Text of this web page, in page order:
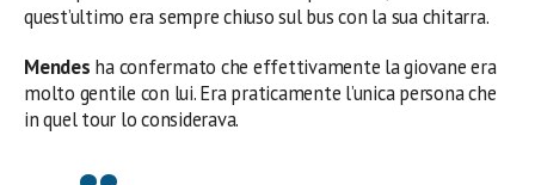
quest’ultimo era sempre chiuso sul bus con la sua chitarra.
Mendes ha confermato che effettivamente la giovane era
molto gentile con lui. Era praticamente l’unica persona che
in quel tour lo considerava.